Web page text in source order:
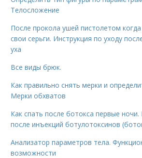
Телосложение
После прокола ушей пистолетом
свои серьги. Инструкция по уходу
уха
Все виды брюк.
Как правильно снять мерки и
Мерки обхватов
Как спать после ботокса первые
после инъекций ботулотоксинов
Анализатор параметров тела.
возможности